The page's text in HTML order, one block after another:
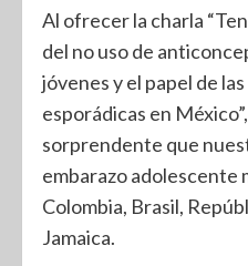
Al ofrecer la charla
del no uso de
jóvenes y el papel de
esporádicas en
sorprendente que
embarazo adolescente
Colombia, Brasil,
Jamaica.